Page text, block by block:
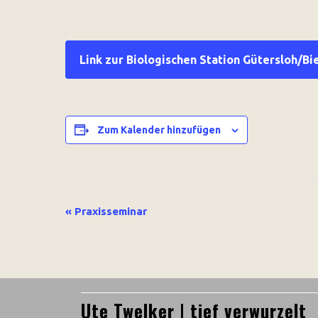
Link zur Biologischen Station Gütersloh/
Zum Kalender hinzufügen
Veranstaltung-
« Praxisseminar
Ute Twelker | tief verwurzelt